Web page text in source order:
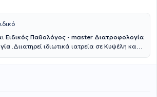
Ειδικός Παθολόγος - master Διατροφολoγία
.Διιατηρεί ιδιωτικά ιατρεία σε Κυψέλη και
Αθηνών και κάτοχος
και το ΕΚΑΒ. Επίσης, διαθέτει
από το European University Cyprus